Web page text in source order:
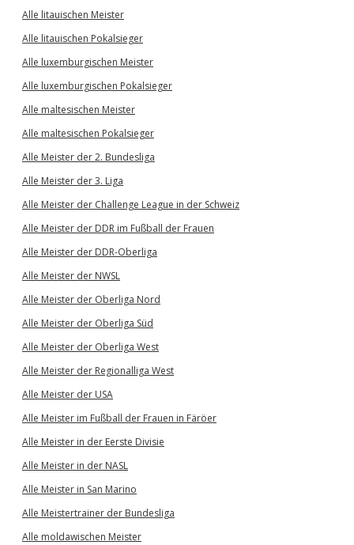
Alle litauischen Meister
Alle litauischen Pokalsieger
Alle luxemburgischen Meister
Alle luxemburgischen Pokalsieger
Alle maltesischen Meister
Alle maltesischen Pokalsieger
Alle Meister der 2. Bundesliga
Alle Meister der 3. Liga
Alle Meister der Challenge League in der Schweiz
Alle Meister der DDR im Fußball der Frauen
Alle Meister der DDR-Oberliga
Alle Meister der NWSL
Alle Meister der Oberliga Nord
Alle Meister der Oberliga Süd
Alle Meister der Oberliga West
Alle Meister der Regionalliga West
Alle Meister der USA
Alle Meister im Fußball der Frauen in Färöer
Alle Meister in der Eerste Divisie
Alle Meister in der NASL
Alle Meister in San Marino
Alle Meistertrainer der Bundesliga
Alle moldawischen Meister